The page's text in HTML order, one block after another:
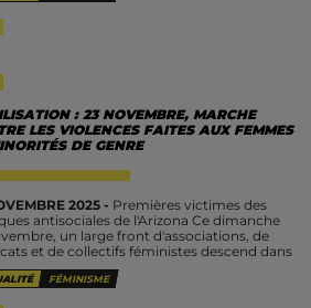
: 23 NOVEMBRE, MARCHE
LES VIOLENCES FAITES AUX FEMMES
DE GENRE
2025 - Premières victimes des
antisociales de l'Arizona Ce dimanche
un large front d'associations, de
et de collectifs féministes descend dans
de la capitale à l'appel de...
FÉMINISME